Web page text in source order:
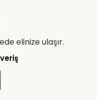
elinize ulaşır.